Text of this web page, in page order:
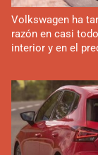
Volkswagen ha
razón en casi
interior y en el